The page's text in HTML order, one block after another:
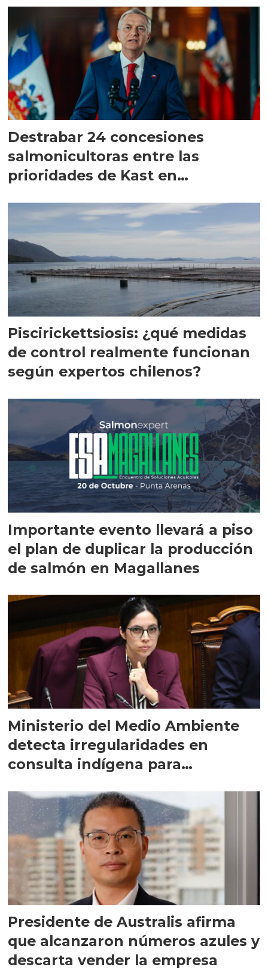
Destrabar 24 concesiones
salmonicultoras entre las
prioridades de Kast en
Piscirickettsiosis: ¿qué medidas
de control realmente funcionan
según expertos chilenos?
Importante evento llevará a piso
el plan de duplicar la producción
de salmón en Magallanes
Ministerio del Medio Ambiente
detecta irregularidades en
consulta indígena para
Presidente de Australis afirma
que alcanzaron números azules y
descarta vender la empresa